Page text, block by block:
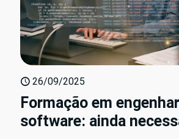
26/09/2025
Formação em
software: ainda